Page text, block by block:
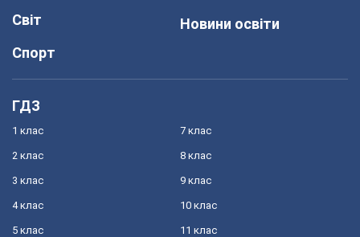
Світ
Спорт
Новини освіти
ГДЗ
1 клас
2 клас
3 клас
4 клас
5 клас
7 клас
8 клас
9 клас
10 клас
11 клас